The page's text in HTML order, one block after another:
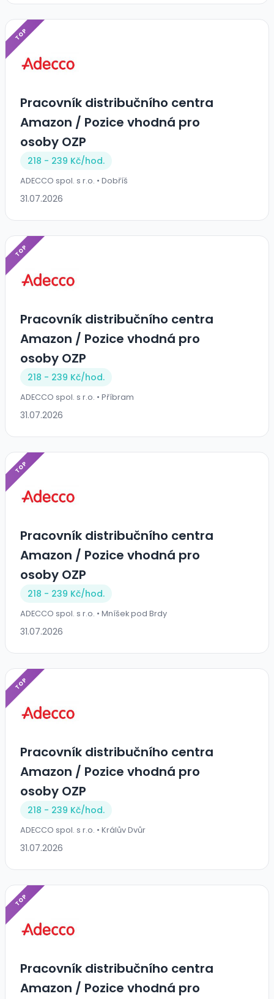
TOP
Pracovník distribučního centra
Amazon / Pozice vhodná pro
osoby OZP
218 - 239 Kč/hod.
ADECCO spol. s r.o. • Dobříš
31.07.2026
TOP
Pracovník distribučního centra
Amazon / Pozice vhodná pro
osoby OZP
218 - 239 Kč/hod.
ADECCO spol. s r.o. • Příbram
31.07.2026
TOP
Pracovník distribučního centra
Amazon / Pozice vhodná pro
osoby OZP
218 - 239 Kč/hod.
ADECCO spol. s r.o. • Mníšek pod Brdy
31.07.2026
TOP
Pracovník distribučního centra
Amazon / Pozice vhodná pro
osoby OZP
218 - 239 Kč/hod.
ADECCO spol. s r.o. • Králův Dvůr
31.07.2026
TOP
Pracovník distribučního centra
Amazon / Pozice vhodná pro